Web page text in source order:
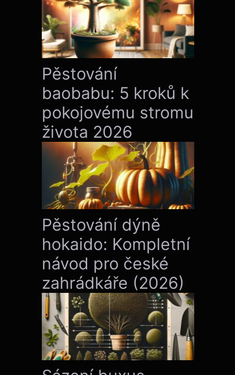
Pěstování
baobabu: 5 kroků k
pokojovému stromu
života 2026
Pěstování dýně
hokaido: Kompletní
návod pro české
zahrádkáře (2026)